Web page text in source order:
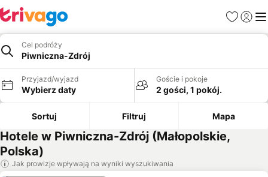
Ulubione
Cel podróży
Piwniczna-Zdrój
Przyjazd/wyjazd
Wybierz daty
Goście i pokoje
2 gości, 1 pokój.
Sortuj Filtruj Mapa
Hotele w Piwniczna-Zdrój (Małopolskie,
Polska)
Jak prowizje wpływają na wyniki wyszukiwania